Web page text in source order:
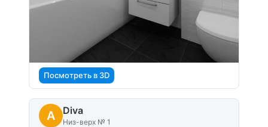
Посмотреть в 3D
A Diva
Низ-верх № 1